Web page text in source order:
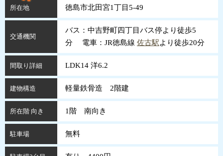
所在地 徳島市北田宮1丁目5-49
交通機関
バス：中吉野町四丁目バス停より徒歩5
分 電車：JR徳島線 佐古駅より徒歩20分
間取り詳細 LDK14 洋6.2
建物構造 軽量鉄骨造 2階建
所在階 向き 1階 南向き
駐車場 無料